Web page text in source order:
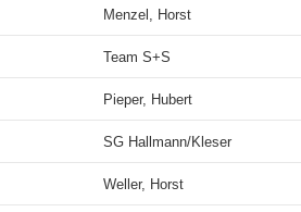
Menzel, Horst
Team S+S
Pieper, Hubert
SG Hallmann/Kleser
Weller, Horst